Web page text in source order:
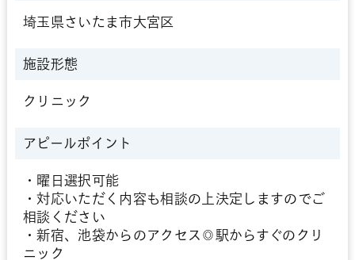
埼玉県さいたま市大宮区
施設形態
クリニック
アピールポイント
・曜日選択可能
・対応いただく内容も相談の上決定しますのでご
相談ください
・新宿、池袋からのアクセス◎駅からすぐのクリ
ニック